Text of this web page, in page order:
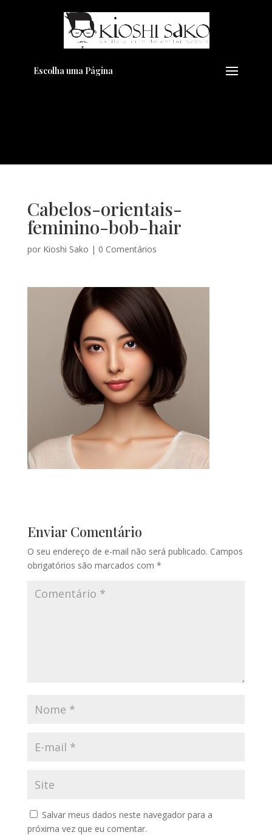
Escolha uma Página
Cabelos-orientais-
feminino-bob-hair
por Kioshi Sako | 0 Comentários
Enviar Comentário
O seu endereço de e-mail não será publicado. Campos
obrigatórios são marcados com *
Salvar meus dados neste navegador para a
próxima vez que eu comentar.
Pensando em transformar seu
Visual??